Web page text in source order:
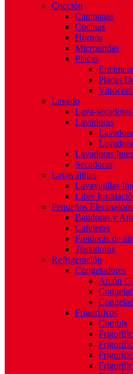
Cocción
Campanas
Cocinas
Hornos
Microondas
Placas
Placas
Lavado
Lava-secadoras
Lavadoras
Lavadoras
Secadoras
Lavavajillas
Lavavajillas
Libre
Pequeños
Batidoras y
Cafeteras
Freidoras de
Tostadoras
Refrigeración
Congeladores
Arcón
Frigoríficos
Combis